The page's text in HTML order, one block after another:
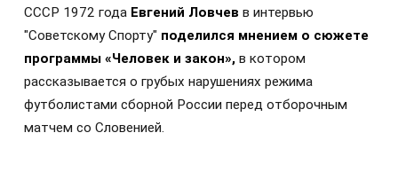
СССР 1972 года Евгений Ловчев в интервью
"Советскому Спорту" поделился мнением о сюжете
программы «Человек и закон», в котором
рассказывается о грубых нарушениях режима
футболистами сборной России перед отборочным
матчем со Словенией.